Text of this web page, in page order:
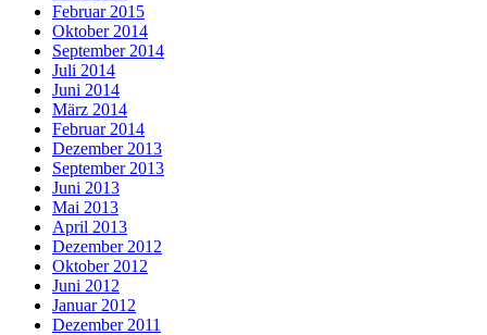
Februar 2015
Oktober 2014
September 2014
Juli 2014
Juni 2014
März 2014
Februar 2014
Dezember 2013
September 2013
Juni 2013
Mai 2013
April 2013
Dezember 2012
Oktober 2012
Juni 2012
Januar 2012
Dezember 2011